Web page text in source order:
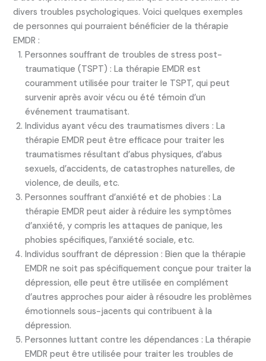
divers troubles psychologiques. Voici quelques exemples
de personnes qui pourraient bénéficier de la thérapie
EMDR :
Personnes souffrant de troubles de stress post-
traumatique (TSPT) : La thérapie EMDR est
couramment utilisée pour traiter le TSPT, qui peut
survenir après avoir vécu ou été témoin d’un
événement traumatisant.
Individus ayant vécu des traumatismes divers : La
thérapie EMDR peut être efficace pour traiter les
traumatismes résultant d’abus physiques, d’abus
sexuels, d’accidents, de catastrophes naturelles, de
violence, de deuils, etc.
Personnes souffrant d’anxiété et de phobies : La
thérapie EMDR peut aider à réduire les symptômes
d’anxiété, y compris les attaques de panique, les
phobies spécifiques, l’anxiété sociale, etc.
Individus souffrant de dépression : Bien que la thérapie
EMDR ne soit pas spécifiquement conçue pour traiter la
dépression, elle peut être utilisée en complément
d’autres approches pour aider à résoudre les problèmes
émotionnels sous-jacents qui contribuent à la
dépression.
Personnes luttant contre les dépendances : La thérapie
EMDR peut être utilisée pour traiter les troubles de